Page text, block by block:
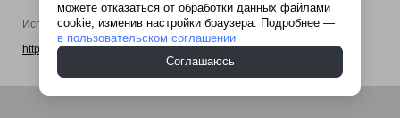
Используемые источники:
https://ru.pinterest.com/pin/615163630377931609/
можете отказаться от обработки данных файлами
cookie, изменив настройки браузера. Подробнее —
в пользовательском соглашении
Соглашаюсь